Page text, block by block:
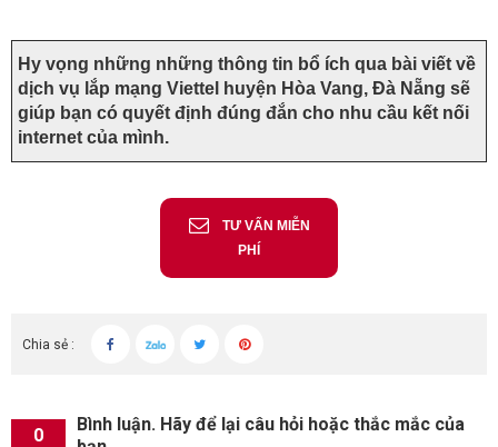
Hy vọng những những thông tin bổ ích qua bài viết về
dịch vụ lắp mạng Viettel huyện Hòa Vang, Đà Nẵng sẽ
giúp bạn có quyết định đúng đắn cho nhu cầu kết nối
internet của mình.
TƯ VẤN MIỄN
PHÍ
Chia sẻ :
0
Bình luận. Hãy để lại câu hỏi hoặc thắc mắc của